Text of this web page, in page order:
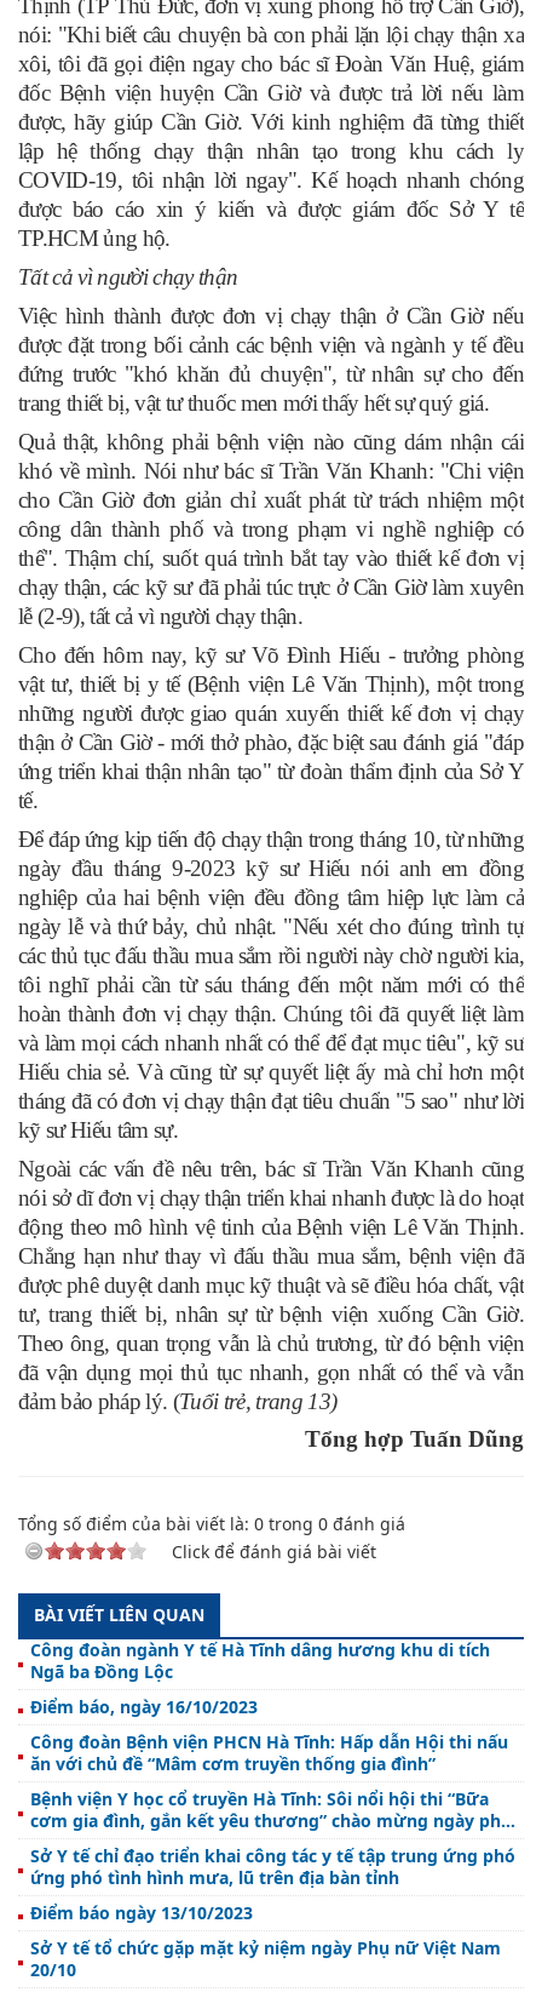
Thịnh (TP Thủ Đức, đơn vị xung phong hỗ trợ Cần Giờ),
nói: "Khi biết câu chuyện bà con phải lặn lội chạy thận xa
xôi, tôi đã gọi điện ngay cho bác sĩ Đoàn Văn Huệ, giám
đốc Bệnh viện huyện Cần Giờ và được trả lời nếu làm
được, hãy giúp Cần Giờ. Với kinh nghiệm đã từng thiết
lập hệ thống chạy thận nhân tạo trong khu cách ly
COVID-19, tôi nhận lời ngay". Kế hoạch nhanh chóng
được báo cáo xin ý kiến và được giám đốc Sở Y tế
TP.HCM ủng hộ.
Tất cả vì người chạy thận
Việc hình thành được đơn vị chạy thận ở Cần Giờ nếu
được đặt trong bối cảnh các bệnh viện và ngành y tế đều
đứng trước "khó khăn đủ chuyện", từ nhân sự cho đến
trang thiết bị, vật tư thuốc men mới thấy hết sự quý giá.
Quả thật, không phải bệnh viện nào cũng dám nhận cái
khó về mình. Nói như bác sĩ Trần Văn Khanh: "Chi viện
cho Cần Giờ đơn giản chỉ xuất phát từ trách nhiệm một
công dân thành phố và trong phạm vi nghề nghiệp có
thể". Thậm chí, suốt quá trình bắt tay vào thiết kế đơn vị
chạy thận, các kỹ sư đã phải túc trực ở Cần Giờ làm xuyên
lễ (2-9), tất cả vì người chạy thận.
Cho đến hôm nay, kỹ sư Võ Đình Hiếu - trưởng phòng
vật tư, thiết bị y tế (Bệnh viện Lê Văn Thịnh), một trong
những người được giao quán xuyến thiết kế đơn vị chạy
thận ở Cần Giờ - mới thở phào, đặc biệt sau đánh giá "đáp
ứng triển khai thận nhân tạo" từ đoàn thẩm định của Sở Y
tế.
Để đáp ứng kịp tiến độ chạy thận trong tháng 10, từ những
ngày đầu tháng 9-2023 kỹ sư Hiếu nói anh em đồng
nghiệp của hai bệnh viện đều đồng tâm hiệp lực làm cả
ngày lễ và thứ bảy, chủ nhật. "Nếu xét cho đúng trình tự
các thủ tục đấu thầu mua sắm rồi người này chờ người kia,
tôi nghĩ phải cần từ sáu tháng đến một năm mới có thể
hoàn thành đơn vị chạy thận. Chúng tôi đã quyết liệt làm
và làm mọi cách nhanh nhất có thể để đạt mục tiêu", kỹ sư
Hiếu chia sẻ. Và cũng từ sự quyết liệt ấy mà chỉ hơn một
tháng đã có đơn vị chạy thận đạt tiêu chuẩn "5 sao" như lời
kỹ sư Hiếu tâm sự.
Ngoài các vấn đề nêu trên, bác sĩ Trần Văn Khanh cũng
nói sở dĩ đơn vị chạy thận triển khai nhanh được là do hoạt
động theo mô hình vệ tinh của Bệnh viện Lê Văn Thịnh.
Chẳng hạn như thay vì đấu thầu mua sắm, bệnh viện đã
được phê duyệt danh mục kỹ thuật và sẽ điều hóa chất, vật
tư, trang thiết bị, nhân sự từ bệnh viện xuống Cần Giờ.
Theo ông, quan trọng vẫn là chủ trương, từ đó bệnh viện
đã vận dụng mọi thủ tục nhanh, gọn nhất có thể và vẫn
đảm bảo pháp lý. (Tuổi trẻ, trang 13)
Tổng hợp Tuấn Dũng
Tổng số điểm của bài viết là: 0 trong 0 đánh giá
Click để đánh giá bài viết
BÀI VIẾT LIÊN QUAN
Công đoàn ngành Y tế Hà Tĩnh dâng hương khu di tích
Ngã ba Đồng Lộc
Điểm báo, ngày 16/10/2023
Công đoàn Bệnh viện PHCN Hà Tĩnh: Hấp dẫn Hội thi nấu
ăn với chủ đề “Mâm cơm truyền thống gia đình”
Bệnh viện Y học cổ truyền Hà Tĩnh: Sôi nổi hội thi “Bữa
cơm gia đình, gắn kết yêu thương” chào mừng ngày phụ
nữ Việt Nam 20/10
Sở Y tế chỉ đạo triển khai công tác y tế tập trung ứng phó
ứng phó tình hình mưa, lũ trên địa bàn tỉnh
Điểm báo ngày 13/10/2023
Sở Y tế tổ chức gặp mặt kỷ niệm ngày Phụ nữ Việt Nam
20/10